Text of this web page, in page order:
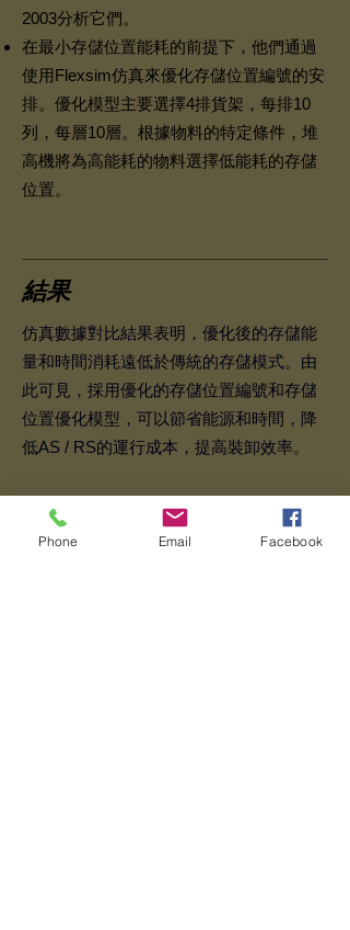
2003分析它們。
在最小存儲位置能耗的前提下，他們通過
使用Flexsim仿真來優化存儲位置編號的安
排。優化模型主要選擇4排貨架，每排10
列，每層10層。根據物料的特定條件，堆
高機將為高能耗的物料選擇低能耗的存儲
位置。
結果
仿真數據對比結果表明，優化後的存儲能
量和時間消耗遠低於傳統的存儲模式。由
此可見，採用優化的存儲位置編號和存儲
位置優化模型，可以節省能源和時間，降
低AS / RS的運行成本，提高裝卸效率。
在pdf文件中查看更多>
Phone Email Facebook